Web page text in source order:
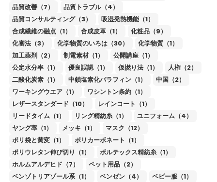
品質改善（7）
品質トラブル（4）
品質コンサルティング（3）
吸湿発熱機能（1）
合成繊維の融点（1）
合成皮革（1）
化粧品（9）
化審法（3）
化学物質のいろは（30）
化学物質（1）
加工薬剤（2）
制電素材（1）
公開講座（1）
公定水分率（1）
優良誤認（1） 仮撚り法（1）
人権（2）
二酸化炭素（1）
中鎖塩素化パラフィン（1）
中国（2）
ワーキングウエア（1）
ワシントン条約（1）
レザースタンダード（10）
レインコート（1）
リードタイム（1）
リング精紡糸（1）
ユニフォーム（4）
ヤング率（1）
メッキ（1）
マスク（12）
ポリ袋と黄変（1）
ポリカーボネート（1）
ポリウレタン伸び切り（1）
ボルテックス精紡糸（1）
ホルムアルデヒド（7）
ペット用品（2）
ベンゾトリアゾール系（1）
ベンゼン（4） ベビー服（1）